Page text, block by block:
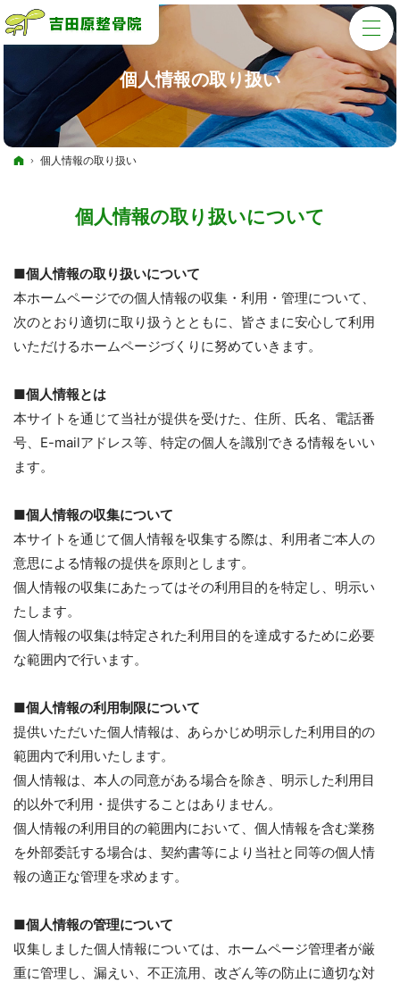
個人情報の取り扱い
ホーム
個人情報の取り扱い
個人情報の取り扱いについて
■個人情報の取り扱いについて
本ホームページでの個人情報の収集・利用・管理について、
次のとおり適切に取り扱うとともに、皆さまに安心して利用
いただけるホームページづくりに努めていきます。
■個人情報とは
本サイトを通じて当社が提供を受けた、住所、氏名、電話番
号、E-mailアドレス等、特定の個人を識別できる情報をいい
ます。
■個人情報の収集について
本サイトを通じて個人情報を収集する際は、利用者ご本人の
意思による情報の提供を原則とします。
個人情報の収集にあたってはその利用目的を特定し、明示い
たします。
個人情報の収集は特定された利用目的を達成するために必要
な範囲内で行います。
■個人情報の利用制限について
提供いただいた個人情報は、あらかじめ明示した利用目的の
範囲内で利用いたします。
個人情報は、本人の同意がある場合を除き、明示した利用目
的以外で利用・提供することはありません。
個人情報の利用目的の範囲内において、個人情報を含む業務
を外部委託する場合は、契約書等により当社と同等の個人情
報の適正な管理を求めます。
■個人情報の管理について
収集しました個人情報については、ホームページ管理者が厳
重に管理し、漏えい、不正流用、改ざん等の防止に適切な対